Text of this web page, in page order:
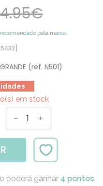
4.95€
pela marca.
(ref. N501)
em stock
- 1 +
poderá ganhar 4 pontos.